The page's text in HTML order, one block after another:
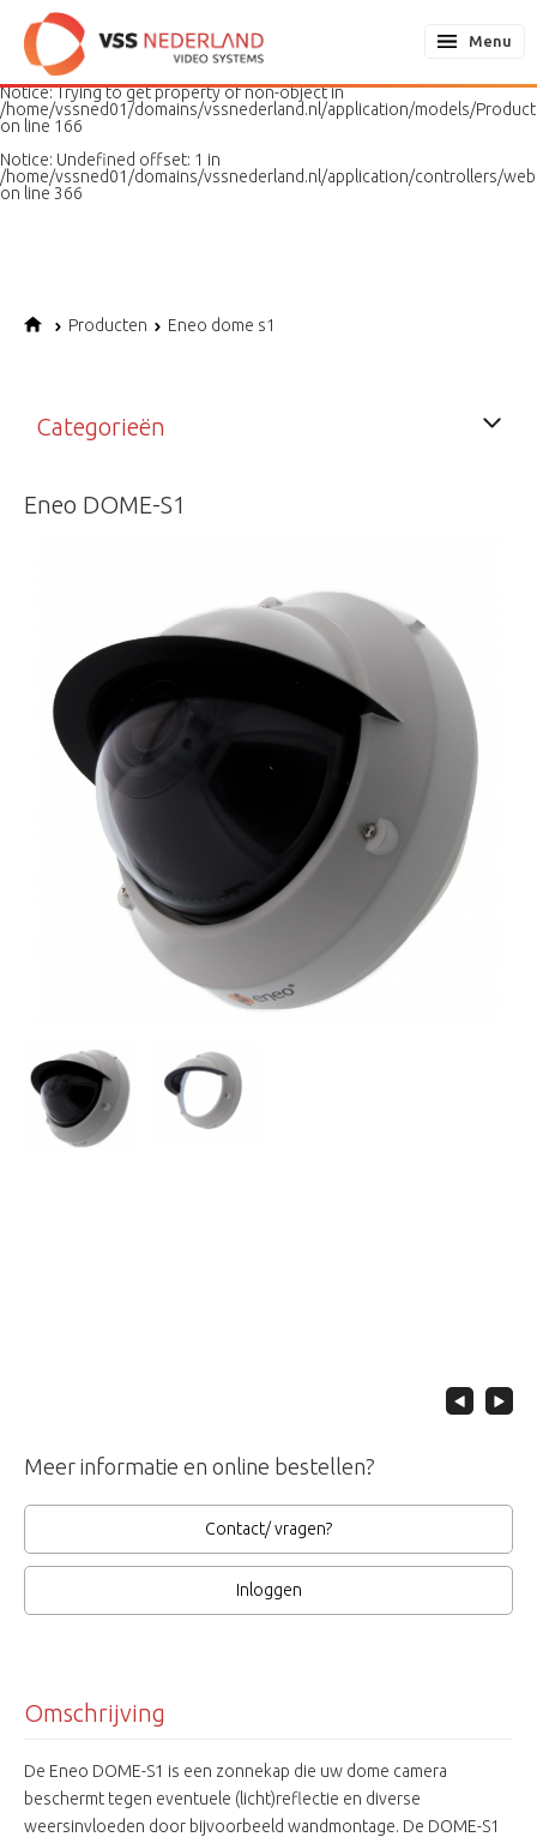
Notice: Undefined variable: page in
/home/vssned01/domains/vssnederland.nl/application/models/
on line
187
Notice: Trying to get property of non-object in
/home/vssned01/domains/vssnederland.nl/application/models/
on line 166
Notice: Undefined offset: 1 in
/home/vssned01/domains/vssnederland.nl/application/controllers/
on line 366
Menu
Producten Eneo dome s1
Categorieën
Eneo DOME-S1
Meer informatie en online bestellen?
Contact/ vragen?
Inloggen
Omschrijving
De Eneo DOME-S1 is een zonnekap die uw dome camera
beschermt tegen eventuele (licht)reflectie en diverse
weersinvloeden door bijvoorbeeld wandmontage. De DOME-S1